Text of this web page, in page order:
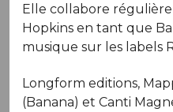
Elle collabore
Hopkins en tant que
musique sur les labels
Longform editions,
(Banana) et Canti